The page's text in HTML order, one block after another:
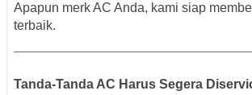
Apapun merk AC Anda, kami siap
terbaik.
Tanda-Tanda AC Harus Segera